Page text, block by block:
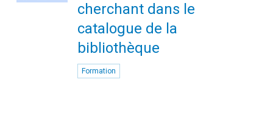
cherchant dans le
catalogue de la
bibliothèque
Formation